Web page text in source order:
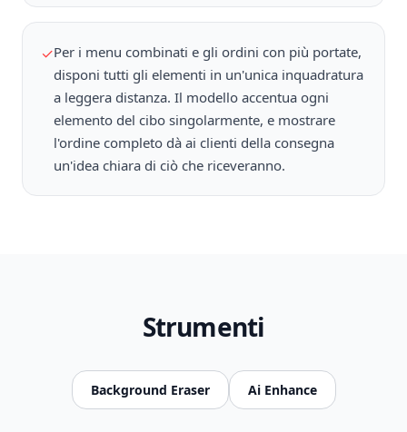
✓Per i menu combinati e gli ordini con più portate,
disponi tutti gli elementi in un'unica inquadratura
a leggera distanza. Il modello accentua ogni
elemento del cibo singolarmente, e mostrare
l'ordine completo dà ai clienti della consegna
un'idea chiara di ciò che riceveranno.
Strumenti
Background Eraser Ai Enhance